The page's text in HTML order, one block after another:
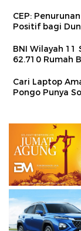
CEP:
Positif bagi
BNI Wilayah 11
62.710 Rumah
Cari Laptop
Pongo Punya